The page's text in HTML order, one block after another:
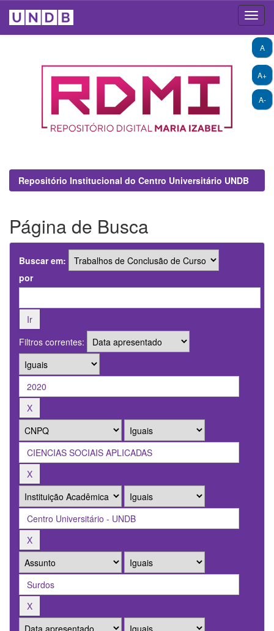
A+
A-
A
Repositório Institucional do Centro Universitário UNDB
Página de Busca
Buscar em:
por
Filtros correntes: